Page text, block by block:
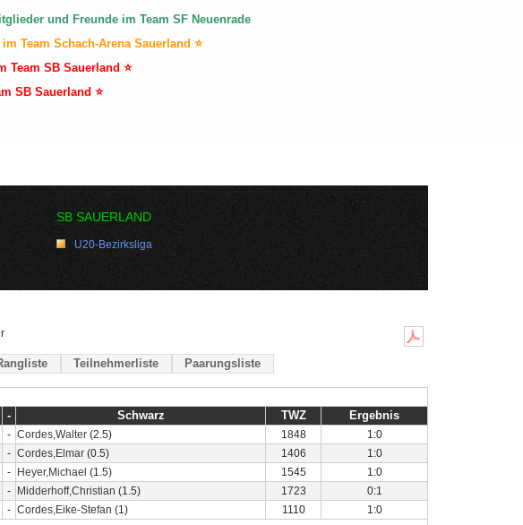
und Freunde im Team SF Neuenrade
Team Schach-Arena Sauerland ⭐
Team SB Sauerland ⭐
SB Sauerland ⭐
SB SAUERLAND
U20-Bezirksliga
Teilnehmerliste Paarungsliste
- Schwarz TWZ Ergebnis
- Cordes,Walter (2.5) 1848
1:0
- Cordes,Elmar (0.5) 1406
1:0
- Heyer,Michael (1.5) 1545
1:0
- Midderhoff,Christian (1.5) 1723
0:1
- Cordes,Eike-Stefan (1) 1110 1:0